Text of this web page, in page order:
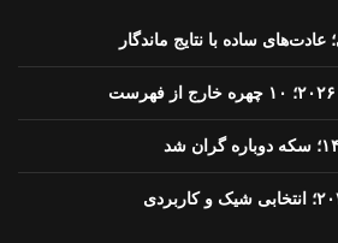
ساده با نتایج ماندگار